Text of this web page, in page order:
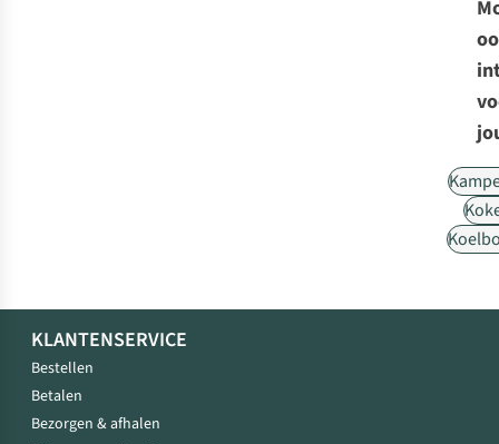
KLANTENSERVICE
Bestellen
Betalen
Bezorgen & afhalen